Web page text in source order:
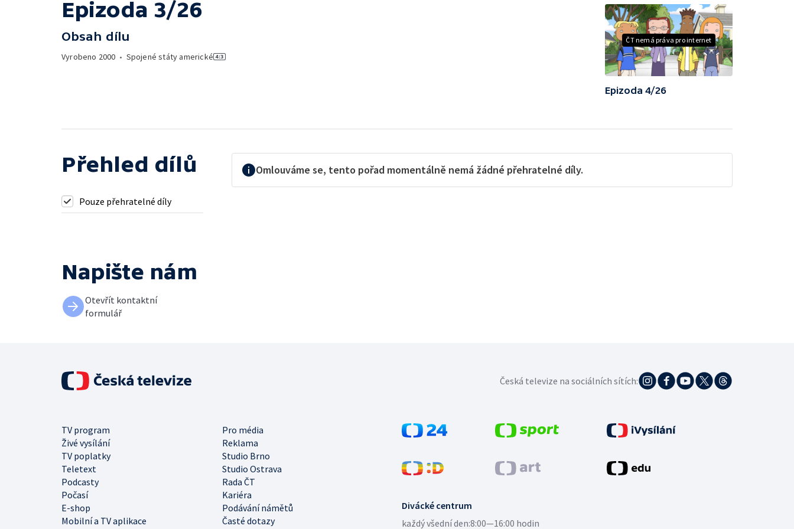
Epizoda 3/26
Obsah dílu
Vyrobeno 2000 • Spojené státy americké
ČT nemá práva pro internet
Epizoda 4/26
Přehled dílů
Pouze přehratelné díly
Omlouváme se, tento pořad momentálně nemá žádné přehratelné díly.
Napište nám
Otevřít kontaktní
formulář
Divácké centrum
každý všední den:8:00—16:00 hodin
TV program
Pro média
Živé vysílání
Reklama
TV poplatky
Studio Brno
Teletext
Studio Ostrava
Podcasty
Rada ČT
Počasí
Kariéra
E-shop
Podávání námětů
Mobilní a TV aplikace
Časté dotazy
Česká televize na sociálních sítích: